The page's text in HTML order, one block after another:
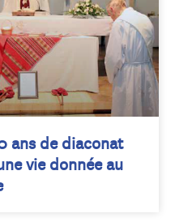
ans de diaconat
vie donnée au